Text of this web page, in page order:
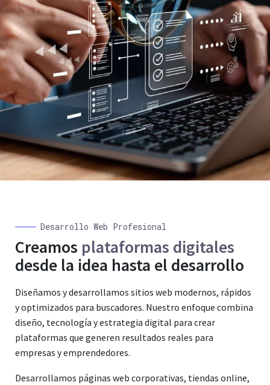
Desarrollo Web Profesional
Creamos plataformas digitales
desde la idea hasta el desarrollo
Diseñamos y desarrollamos sitios web modernos, rápidos
y optimizados para buscadores. Nuestro enfoque combina
diseño, tecnología y estrategia digital para crear
plataformas que generen resultados reales para
empresas y emprendedores.
Desarrollamos páginas web corporativas, tiendas online,